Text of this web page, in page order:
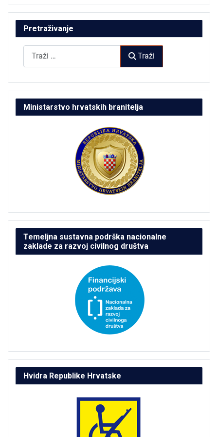
Pretraživanje
Traži
Ministarstvo hrvatskih branitelja
Temeljna sustavna podrška nacionalne
zaklade za razvoj civilnog društva
Hvidra Republike Hrvatske